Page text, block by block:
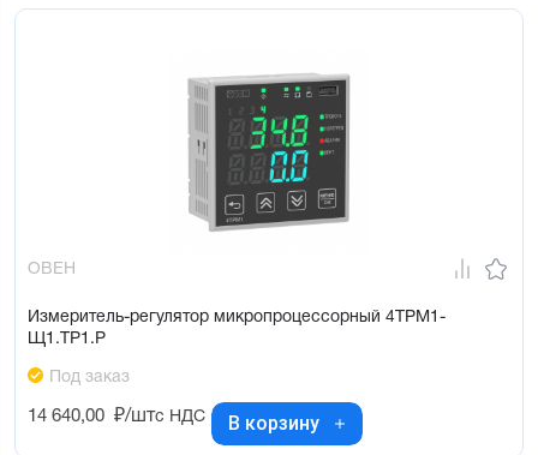
ОВЕН
Измеритель-регулятор микропроцессорный 4ТРМ1-
Щ1.ТР1.Р
Под заказ
14 640,00 ₽/штс НДС В корзину